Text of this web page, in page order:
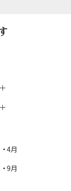
4月
9月